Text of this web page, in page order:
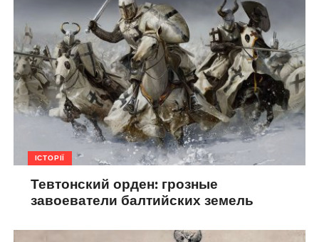
ІСТОРІЇ
Тевтонский орден: грозные
завоеватели балтийских земель